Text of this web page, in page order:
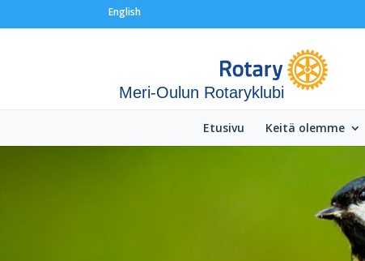
English
Meri-Oulun Rotaryklubi
Etusivu Keitä olemme